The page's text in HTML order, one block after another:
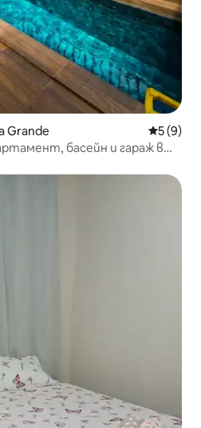
Grande Средна
5 (9)
басейн и гараж в